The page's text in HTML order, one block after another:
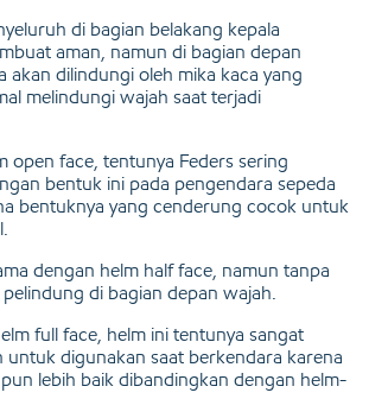
di bagian belakang kepala
aman, namun di bagian depan
akan dilindungi oleh mika kaca yang
melindungi wajah saat terjadi
open face, tentunya Feders sering
bentuk ini pada pengendara sepeda
bentuknya yang cenderung cocok untuk
dengan helm half face, namun tanpa
di bagian depan wajah.
full face, helm ini tentunya sangat
untuk digunakan saat berkendara karena
lebih baik dibandingkan dengan helm-